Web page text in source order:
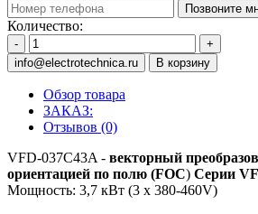
Позвоните
Количество:
-
+
info@electrotechnica.ru
В корзину
Обзор товара
ЗАКАЗ:
Отзывов (0)
VFD-037C43A - векторный
ориентацией по полю (FOC) Серии
Мощность: 3,7 кВт (3 x 380-460V)